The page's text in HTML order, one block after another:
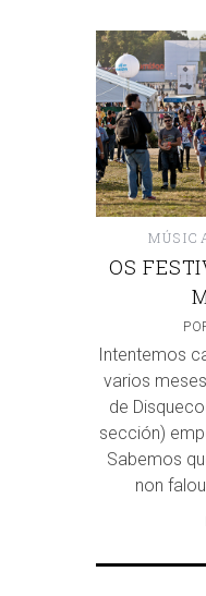
OS
Intentemos
varios
de
sección)
Sabemos
non